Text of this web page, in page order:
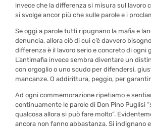
invece che la differenza si misura sul lavoro
si svolge ancor più che sulle parole e i
Se oggi a parole tutti ripugnano la mafia e
denuncia, allora ciò di cui c’è davvero
differenza è il lavoro serio e concreto di ogni
L’antimafia invece sembra diventare un
con orgoglio o uno scudo per difendersi,
mancanze. O addirittura, peggio, per
Ad ogni commemorazione ripetiamo e
continuamente le parole di Don Pino Puglisi
qualcosa allora si può fare molto”.
ancora non fanno abbastanza. Si indignano